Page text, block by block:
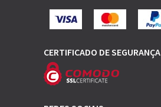
CERTIFICADO DE SEGURANÇA